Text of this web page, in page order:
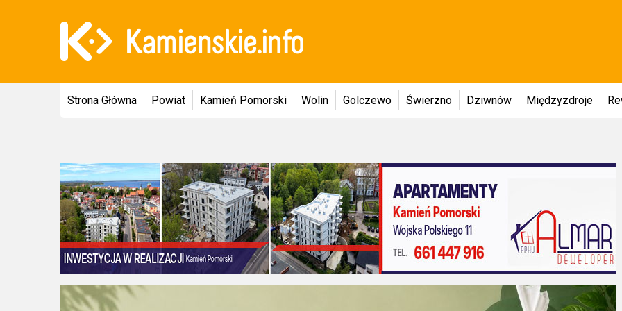
Strona Główna Powiat Kamień Pomorski Wolin Golczewo Świerzno Dziwnów Międzyzdroje